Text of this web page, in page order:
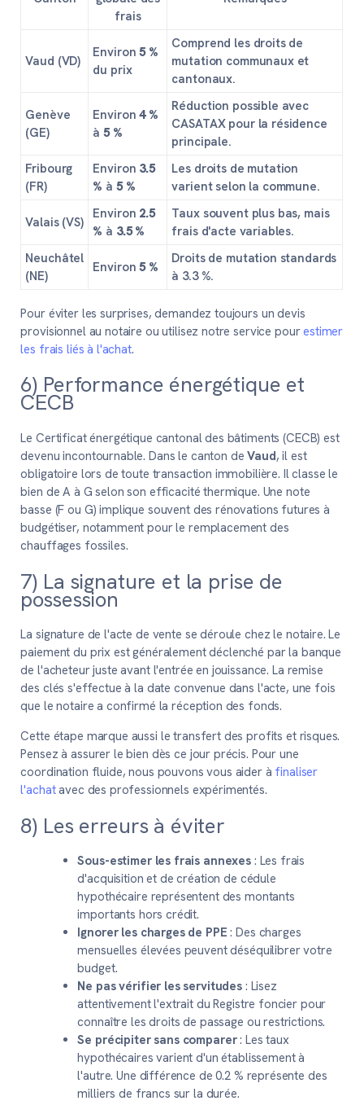
frais
Vaud (VD)
Environ5 %
du prix
Comprend les droits de
mutation communaux et
cantonaux.
Genève
(GE)
Environ4 %
à5 %
Réduction possible avec
CASATAX pour la résidence
principale.
Fribourg
(FR)
Environ 3.5
% à 5 %
Les droits de mutation
varient selon la commune.
Valais (VS)
Environ 2.5
% à 3.5 %
Taux souvent plus bas, mais
frais d'acte variables.
Neuchâtel
(NE)
Environ5 %
Droits de mutation standards
à 3.3 %.
Pour éviter les surprises, demandez toujours un devis
provisionnel au notaire ou utilisez notre service pourestimer
les frais liés à l'achat.
6) Performance énergétique et
CECB
Le Certificat énergétique cantonal des bâtiments (CECB) est
devenu incontournable. Dans le canton deVaud, il est
obligatoire lors de toute transaction immobilière. Il classe le
bien de A à G selon son efficacité thermique. Une note
basse (F ou G) implique souvent des rénovations futures à
budgétiser, notamment pour le remplacement des
chauffages fossiles.
7) La signature et la prise de
possession
La signature de l'acte de vente se déroule chez le notaire. Le
paiement du prix est généralement déclenché par la banque
de l'acheteur juste avant l'entrée en jouissance. La remise
des clés s'effectue à la date convenue dans l'acte, une fois
que le notaire a confirmé la réception des fonds.
Cette étape marque aussi le transfert des profits et risques.
Pensez à assurer le bien dès ce jour précis. Pour une
coordination fluide, nous pouvons vous aider à finaliser
l'achatavec des professionnels expérimentés.
8) Les erreurs à éviter
Sous-estimer les frais annexes: Les frais
d'acquisition et de création de cédule
hypothécaire représentent des montants
importants hors crédit.
Ignorer les charges de PPE : Des charges
mensuelles élevées peuvent déséquilibrer votre
budget.
Ne pas vérifier les servitudes: Lisez
attentivement l'extrait du Registre foncier pour
connaître les droits de passage ou restrictions.
Se précipiter sans comparer: Les taux
hypothécaires varient d'un établissement à
l'autre. Une différence de 0.2 % représente des
milliers de francs sur la durée.